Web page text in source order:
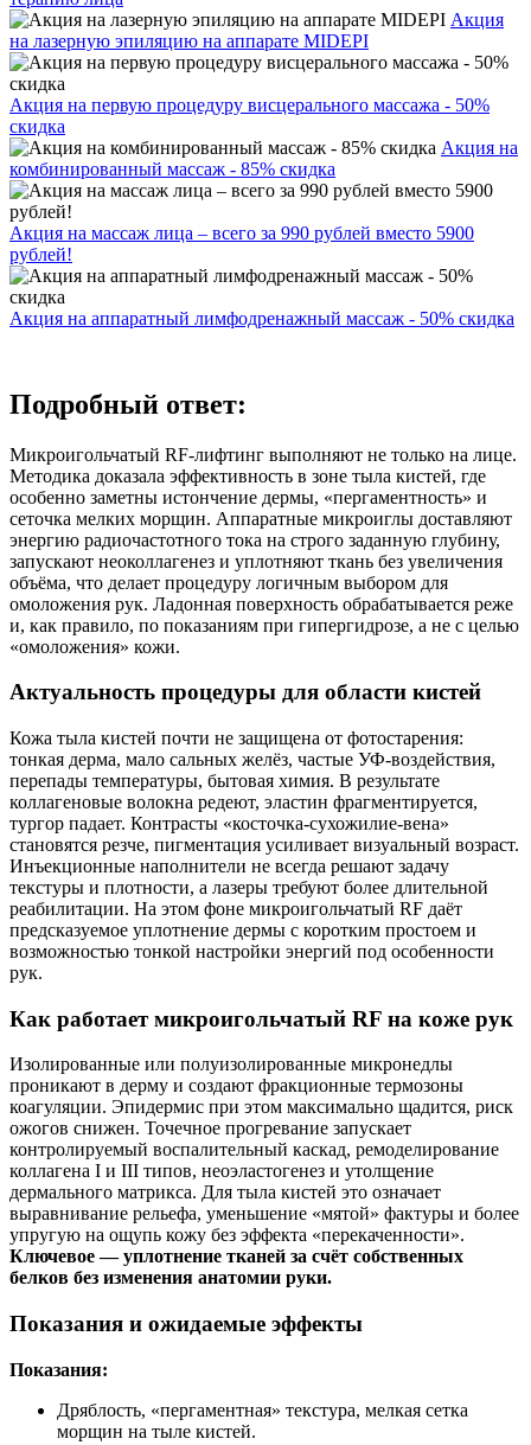
Акция
на лазерную эпиляцию на аппарате MIDEPI
Акция на первую процедуру висцерального массажа - 50%
скидка
Акция на
комбинированный массаж - 85% скидка
Акция на массаж лица – всего за 990 рублей вместо 5900
рублей!
Акция на аппаратный лимфодренажный массаж - 50% скидка
Подробный ответ:
Микроигольчатый RF‑лифтинг выполняют не только на лице.
Методика доказала эффективность в зоне тыла кистей, где
особенно заметны истончение дермы, «пергаментность» и
сеточка мелких морщин. Аппаратные микроиглы доставляют
энергию радиочастотного тока на строго заданную глубину,
запускают неоколлагенез и уплотняют ткань без увеличения
объёма, что делает процедуру логичным выбором для
омоложения рук. Ладонная поверхность обрабатывается реже
и, как правило, по показаниям при гипергидрозе, а не с целью
«омоложения» кожи.
Актуальность процедуры для области кистей
Кожа тыла кистей почти не защищена от фотостарения:
тонкая дерма, мало сальных желёз, частые УФ‑воздействия,
перепады температуры, бытовая химия. В результате
коллагеновые волокна редеют, эластин фрагментируется,
тургор падает. Контрасты «косточка‑сухожилие‑вена»
становятся резче, пигментация усиливает визуальный возраст.
Инъекционные наполнители не всегда решают задачу
текстуры и плотности, а лазеры требуют более длительной
реабилитации. На этом фоне микроигольчатый RF даёт
предсказуемое уплотнение дермы с коротким простоем и
возможностью тонкой настройки энергий под особенности
рук.
Как работает микроигольчатый RF на коже рук
Изолированные или полуизолированные микронедлы
проникают в дерму и создают фракционные термозоны
коагуляции. Эпидермис при этом максимально щадится, риск
ожогов снижен. Точечное прогревание запускает
контролируемый воспалительный каскад, ремоделирование
коллагена I и III типов, неоэластогенез и утолщение
дермального матрикса. Для тыла кистей это означает
выравнивание рельефа, уменьшение «мятой» фактуры и более
упругую на ощупь кожу без эффекта «перекаченности».
Ключевое — уплотнение тканей за счёт собственных
белков без изменения анатомии руки.
Показания и ожидаемые эффекты
Показания:
Дряблость, «пергаментная» текстура, мелкая сетка
морщин на тыле кистей.